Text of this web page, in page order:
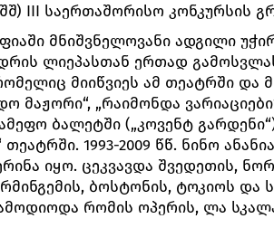
III საერთაშორისო კონკურსის
მნიშვნელოვანი ადგილი
ლიეპასთან ერთად
მიიწვიეს ამ თეატრში და
მაჟორი“, „რაიმონდა
ბალეტში („კოვენტ
თეატრში. 1993-2009 წწ. ნინო
იყო. ცეკვავდა შვედეთის,
ბოსტონის, ტოკიოს და
რომის ოპერის, ლა